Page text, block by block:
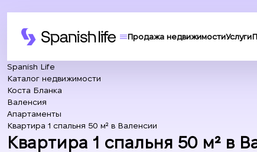
Продажа недвижимостиУслуги
Spanish Life
Каталог недвижимости
Коста Бланка
Валенсия
Апартаменты
Квартира 1 спальня 50 м² в Валенсии
Квартира 1 спальня 50 м² в